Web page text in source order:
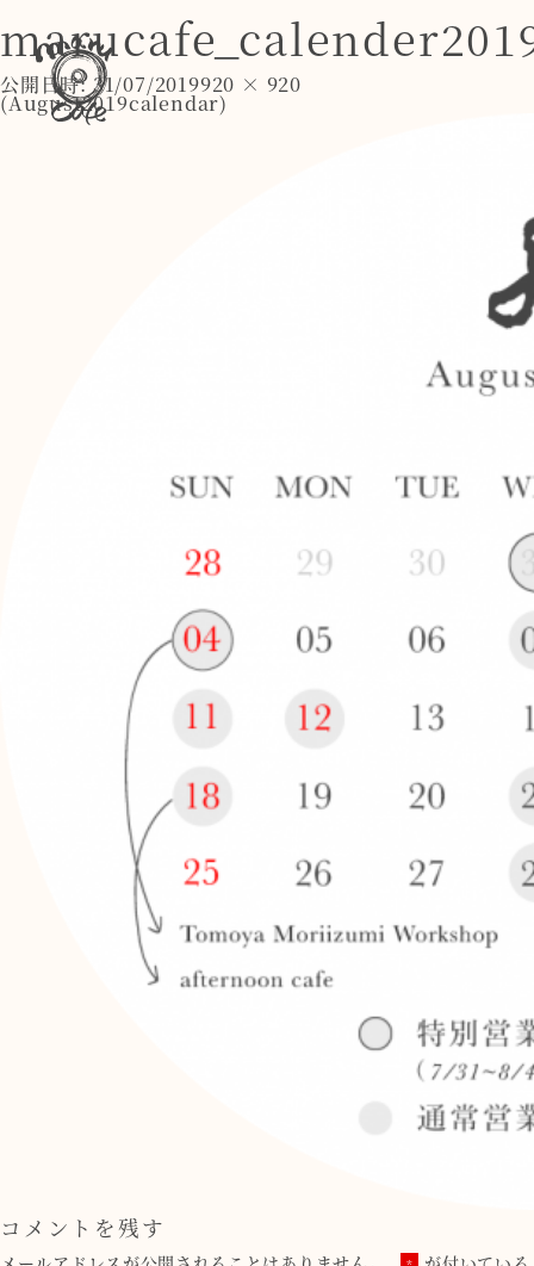
公開日時: 31/07/2019920 × 920
(August2019calendar)
コメントを残す